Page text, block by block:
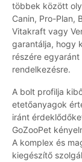
többek között
Canin, Pro-Plan,
Vitakraft vagy
garantálja, hogy
részére
rendelkezésre.
A bolt profilja
etetőanyagok
iránt
GoZooPet
A komplex és
kiegészítő